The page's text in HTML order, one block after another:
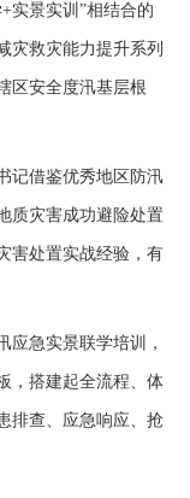
实景实训”相结合的
灾救灾能力提升系列
区安全度汛基层根
借鉴优秀地区防汛
质灾害成功避险处置
害处置实战经验，有
急实景联学培训，
，搭建起全流程、体
排查、应急响应、抢